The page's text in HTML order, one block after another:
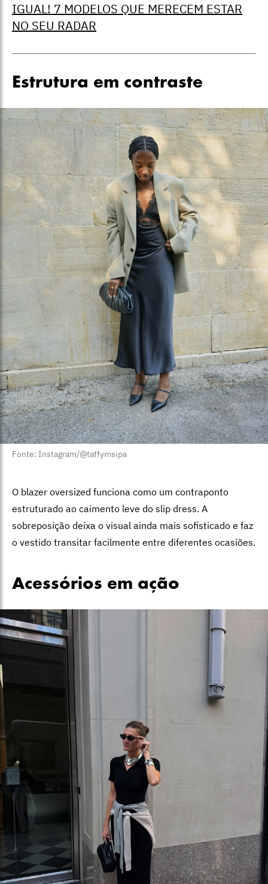
IGUAL! 7 MODELOS QUE MERECEM ESTAR
NO SEU RADAR
Estrutura em contraste
Fonte: Instagram/@taffymsipa
O blazer oversized funciona como um contraponto
estruturado ao caimento leve do slip dress. A
sobreposição deixa o visual ainda mais sofisticado e faz
o vestido transitar facilmente entre diferentes ocasiões.
Acessórios em ação